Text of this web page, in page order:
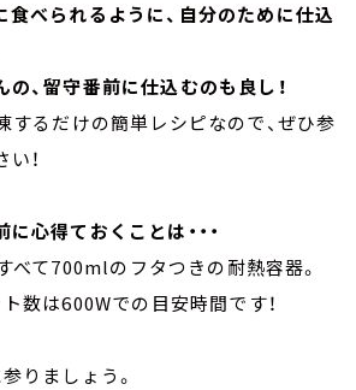
べられるように、自分のために仕込
、留守番前に仕込むのも良し！
するだけの簡単レシピなので、ぜひ参
！
心得ておくことは・・・
べて700mlのフタつきの耐熱容器。
数は600Wでの目安時間です！
りましょう。